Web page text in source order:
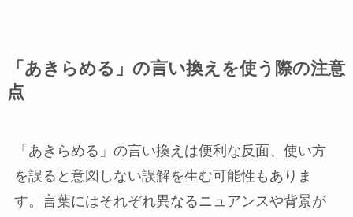
「あきらめる」の言い換えを使う際の注意
点
「あきらめる」の言い換えは便利な反面、使い方
を誤ると意図しない誤解を生む可能性もありま
す。言葉にはそれぞれ異なるニュアンスや背景が